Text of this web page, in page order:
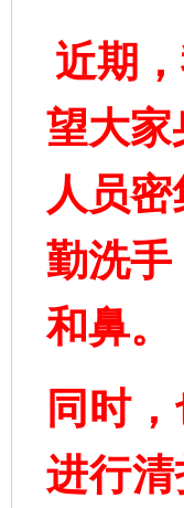
近期
望大
人员
勤洗手
和鼻。
同时
进行